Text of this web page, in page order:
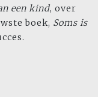
een kind, over
boek, Soms is